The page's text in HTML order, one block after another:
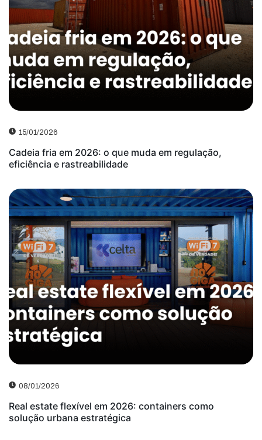
15/01/2026
Cadeia fria em 2026: o que muda em regulação,
eficiência e rastreabilidade
08/01/2026
Real estate flexível em 2026: containers como
solução urbana estratégica